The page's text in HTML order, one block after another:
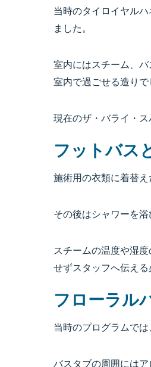
当時のタイロイヤル
ました。
室内にはスチーム、
室内で過ごせる造りで
現在のザ・バライ・
フットバス
施術用の衣類に着替
その後はシャワーを
スチームの温度や湿
せずスタッフへ伝える
フローラル
当時のプログラムで
バスタブの周囲には